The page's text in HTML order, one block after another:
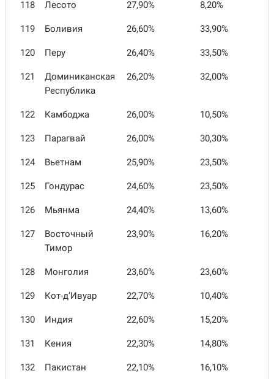
118 Лесото 27,90% 8,20%
119 Боливия 26,60% 33,90%
120 Перу 26,40% 33,50%
121
Доминиканская
Республика
26,20% 32,00%
122 Камбоджа 26,00% 10,50%
123 Парагвай 26,00% 30,30%
124 Вьетнам 25,90% 23,50%
125 Гондурас 24,60% 23,50%
126 Мьянма 24,40% 13,60%
127
Восточный
Тимор
23,90% 16,20%
128 Монголия 23,60% 23,60%
129 Кот-д’Ивуар 22,70% 10,40%
130 Индия 22,60% 15,20%
131 Кения 22,30% 14,80%
132 Пакистан 22,10% 16,10%